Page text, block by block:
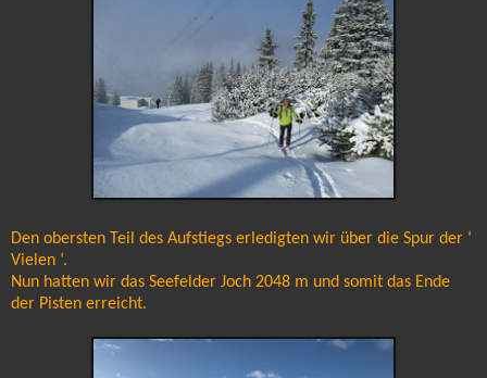
Den obersten Teil des Aufstiegs erledigten wir über die Spur der ‘
Vielen ‘.
Nun hatten wir das Seefelder Joch 2048 m und somit das Ende
der Pisten erreicht.